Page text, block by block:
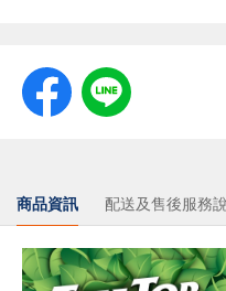
商品資訊 配送及售後服務